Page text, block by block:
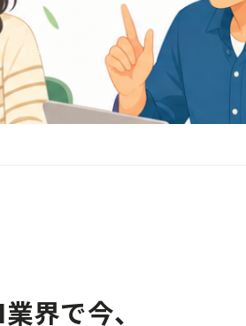
SCROLL
界で今、